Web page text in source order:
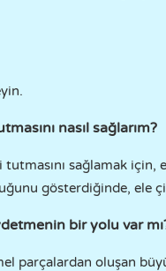
nasıl sağlarım?
sağlamak için,
gösterdiğinde,
bir yolu var
parçalardan oluşan